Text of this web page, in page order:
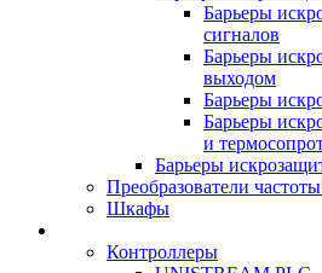
Барьеры
сигналов
Барьеры
выходом
Барьеры
Барьеры
и
Барьеры
Преобразователи
Шкафы
Контроллеры